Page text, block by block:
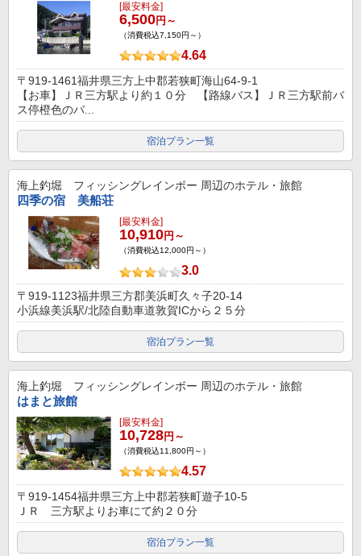
[最安料金]
6,500円～
（消費税込7,150円～）
4.64
〒919-1461福井県三方上中郡若狭町海山64-9-1
【お車】ＪＲ三方駅より約１０分 【路線バス】ＪＲ三方駅前バ
ス停橙色のバ...
宿泊プラン一覧
海上釣堀 フィッシングレインボー 周辺のホテル・旅館
四季の宿 美船荘
[最安料金]
10,910円～
（消費税込12,000円～）
3.0
〒919-1123福井県三方郡美浜町久々子20-14
小浜線美浜駅/北陸自動車道敦賀ICから２５分
宿泊プラン一覧
海上釣堀 フィッシングレインボー 周辺のホテル・旅館
はまと旅館
[最安料金]
10,728円～
（消費税込11,800円～）
4.57
〒919-1454福井県三方上中郡若狭町遊子10-5
ＪＲ 三方駅よりお車にて約２０分
宿泊プラン一覧